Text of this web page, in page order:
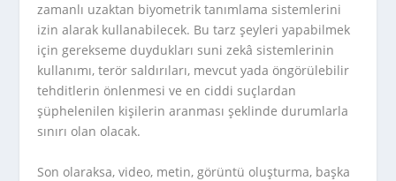
zamanlı uzaktan biyometrik tanımlama sistemlerini
izin alarak kullanabilecek. Bu tarz şeyleri yapabilmek
için gerekseme duydukları suni zekâ sistemlerinin
kullanımı, terör saldırıları, mevcut yada öngörülebilir
tehditlerin önlenmesi ve en ciddi suçlardan
şüphelenilen kişilerin aranması şeklinde durumlarla
sınırı olan olacak.
Son olaraksa, video, metin, görüntü oluşturma, başka